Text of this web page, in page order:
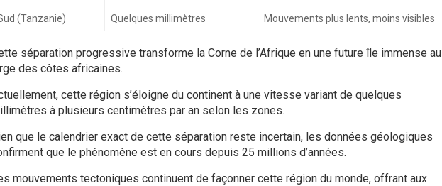
(Tanzanie) Quelques millimètres Mouvements plus lents, moins visibles
séparation progressive transforme la Corne de l’Afrique en une future île immense au
des côtes africaines.
cette région s’éloigne du continent à une vitesse variant de quelques
à plusieurs centimètres par an selon les zones.
que le calendrier exact de cette séparation reste incertain, les données géologiques
que le phénomène est en cours depuis 25 millions d’années.
mouvements tectoniques continuent de façonner cette région du monde, offrant aux